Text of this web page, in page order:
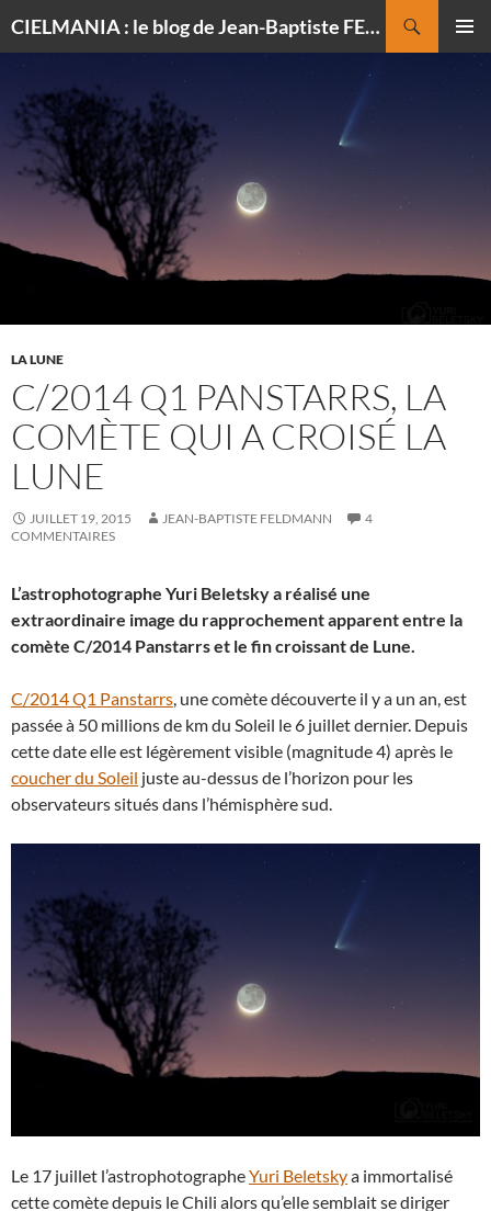
CIELMANIA : le blog de Jean-Baptiste FELDMANN, photographe du ciel
AU
CONTENU
LA LUNE
C/2014 Q1 PANSTARRS, LA
COMÈTE QUI A CROISÉ LA
LUNE
JUILLET 19, 2015 JEAN-BAPTISTE FELDMANN
4
COMMENTAIRES
L’astrophotographe Yuri Beletsky a réalisé une
extraordinaire image du rapprochement apparent entre la
comète C/2014 Panstarrs et le fin croissant de Lune.
C/2014 Q1 Panstarrs, une comète découverte il y a un an, est
passée à 50 millions de km du Soleil le 6 juillet dernier. Depuis
cette date elle est légèrement visible (magnitude 4) après le
coucher du Soleil juste au-dessus de l’horizon pour les
observateurs situés dans l’hémisphère sud.
Le 17 juillet l’astrophotographeYuri Beletskya immortalisé
cette comète depuis le Chili alors qu’elle semblait se diriger